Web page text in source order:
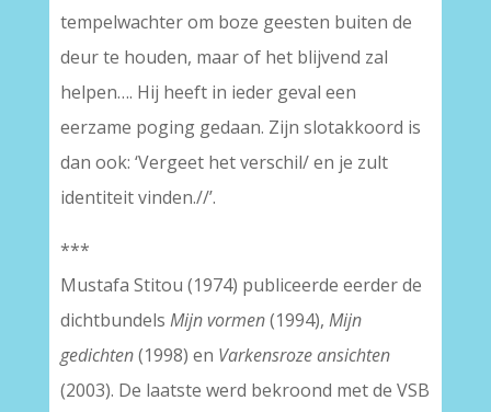
tempelwachter om boze geesten buiten de
deur te houden, maar of het blijvend zal
helpen…. Hij heeft in ieder geval een
eerzame poging gedaan. Zijn slotakkoord is
dan ook: ‘Vergeet het verschil/ en je zult
identiteit vinden.//’.
***
Mustafa Stitou (1974) publiceerde eerder de
dichtbundels Mijn vormen(1994), Mijn
gedichten(1998) en Varkensroze ansichten
(2003). De laatste werd bekroond met de VSB